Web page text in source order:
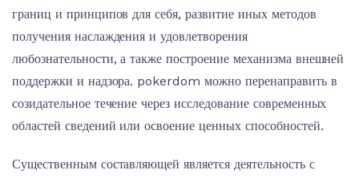
границ и принципов для себя, развитие иных методов
получения наслаждения и удовлетворения
любознательности, а также построение механизма внешней
поддержки и надзора. pokerdom можно перенаправить в
созидательное течение через исследование современных
областей сведений или освоение ценных способностей.
Существенным составляющей является деятельность с